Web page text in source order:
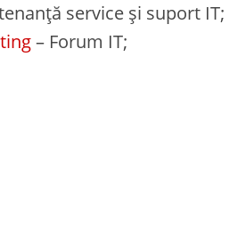
service și suport IT;
– Forum IT;